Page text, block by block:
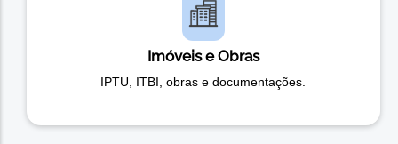
Imóveis e Obras
IPTU, ITBI, obras e documentações.